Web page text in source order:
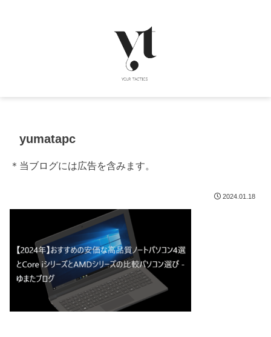
yumatapc
＊当ブログには広告を含みます。
2024.01.18